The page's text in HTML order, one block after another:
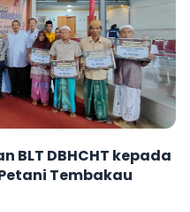
BLT DBHCHT kepada
Tembakau